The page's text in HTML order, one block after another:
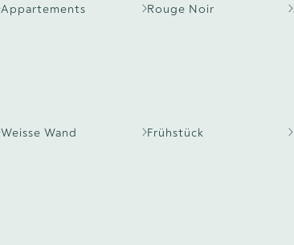
Appartements
Weisse Wand
Rouge Noir
Frühstück